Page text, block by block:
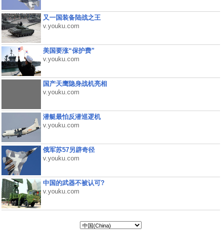
又一国装备陆战之王
v.youku.com
美国要涨“保护费”
v.youku.com
国产天鹰隐身战机亮相
v.youku.com
潜艇最怕反潜巡逻机
v.youku.com
俄军苏57另辟奇径
v.youku.com
中国的武器不被认可?
v.youku.com